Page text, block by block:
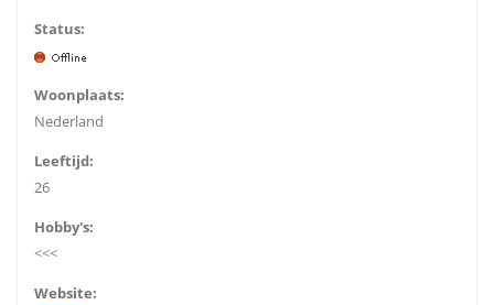
Status:
Woonplaats:
Nederland
Leeftijd:
26
Hobby's:
<<<
Website: